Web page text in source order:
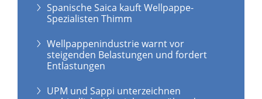
Spanische Saica kauft Wellpappe-
Spezialisten Thimm
Wellpappenindustrie warnt vor
steigenden Belastungen und fordert
Entlastungen
UPM und Sappi unterzeichnen